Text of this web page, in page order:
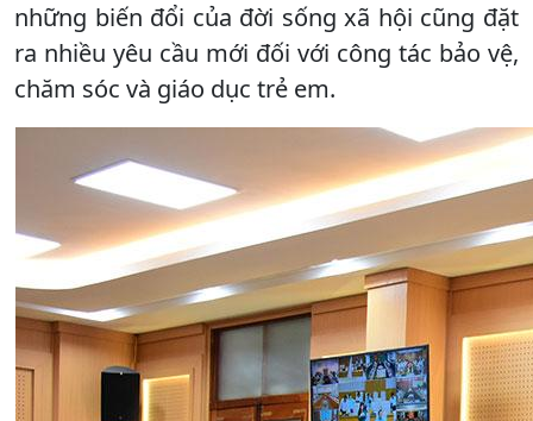
những biến đổi của đời sống xã hội cũng đặt
ra nhiều yêu cầu mới đối với công tác bảo vệ,
chăm sóc và giáo dục trẻ em.